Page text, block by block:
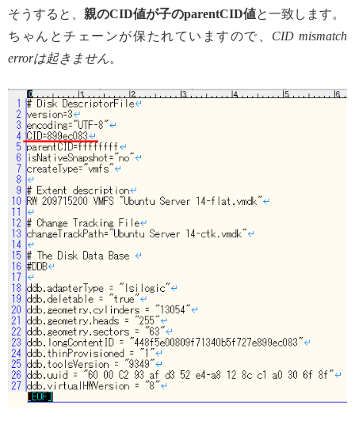
そうすると、 親のCID値が子のparentCID値と一致します。
ちゃんとチェーンが保たれていますので、 CID mismatch
errorは起きません。